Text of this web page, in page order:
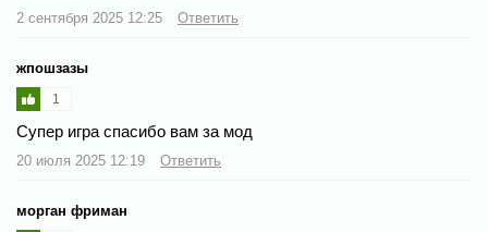
2 сентября 2025 12:25 Ответить
жпошзазы
1
Супер игра спасибо вам за мод
20 июля 2025 12:19 Ответить
морган фриман